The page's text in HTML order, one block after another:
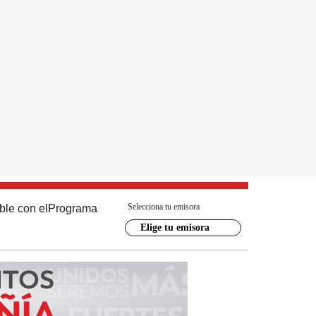
con el Programa Selecciona tu emisora
Elige tu emisora